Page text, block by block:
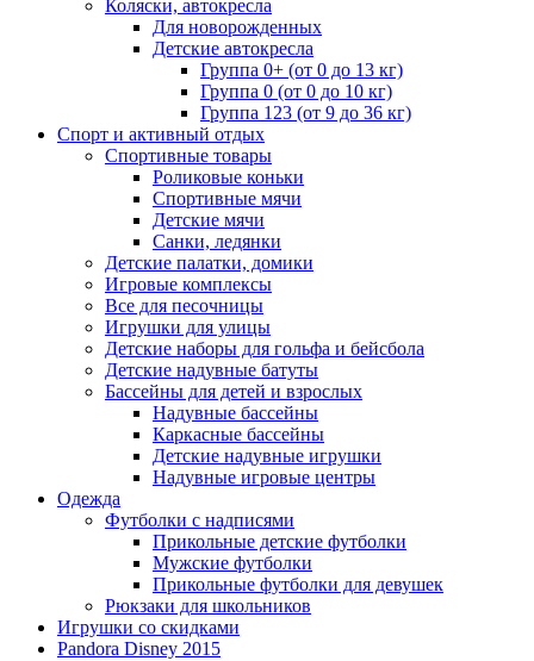
Коляски, автокресла
Для новорожденных
Детские автокресла
Группа 0+ (от 0 до 13 кг)
Группа 0 (от 0 до 10 кг)
Группа 123 (от 9 до 36 кг)
Спорт и активный отдых
Спортивные товары
Роликовые коньки
Спортивные мячи
Детские мячи
Санки, ледянки
Детские палатки, домики
Игровые комплексы
Все для песочницы
Игрушки для улицы
Детские наборы для гольфа и бейсбола
Детские надувные батуты
Бассейны для детей и взрослых
Надувные бассейны
Каркасные бассейны
Детские надувные игрушки
Надувные игровые центры
Одежда
Футболки с надписями
Прикольные детские футболки
Мужские футболки
Прикольные футболки для девушек
Рюкзаки для школьников
Игрушки со скидками
Pandora Disney 2015